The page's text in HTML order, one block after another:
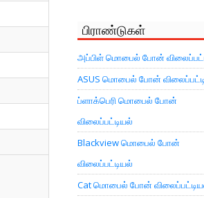
பிராண்டுகள்
அப்பிள் மொபைல் போன்
ASUS மொபைல் போன்
ப்ளாக்பெரி மொபைல் போன்
விலைப்பட்டியல்
Blackview மொபைல் போன்
விலைப்பட்டியல்
Cat மொபைல் போன்